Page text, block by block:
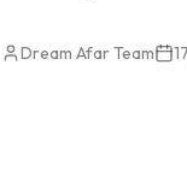
Dream Afar Team